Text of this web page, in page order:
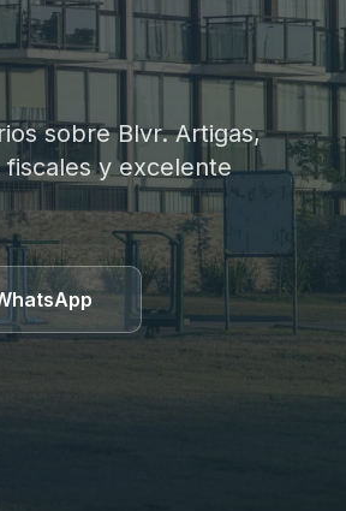
sobre Blvr. Artigas,
y excelente